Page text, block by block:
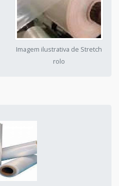
Imagem ilustrativa de Stretch
rolo